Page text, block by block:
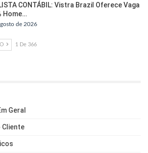
CONTÁBIL: Vistra Brazil Oferece Vaga
Home…
de 2026
1 De 366
Geral
Cliente